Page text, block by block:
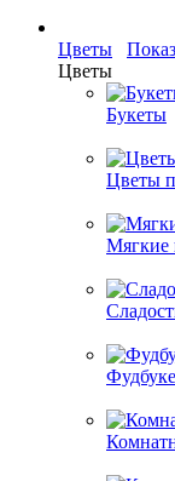
Цветы
Цветы
Букеты
Цветы
Мягкие